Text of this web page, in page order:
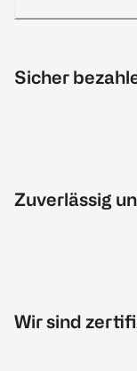
Sicher
Zuverlässig
Wir sind